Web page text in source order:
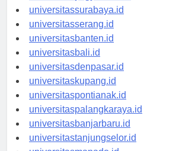
universitasyogyakarta.id
universitassurabaya.id
universitasserang.id
universitasbanten.id
universitasbali.id
universitasdenpasar.id
universitaskupang.id
universitaspontianak.id
universitaspalangkaraya.id
universitasbanjarbaru.id
universitastanjungselor.id